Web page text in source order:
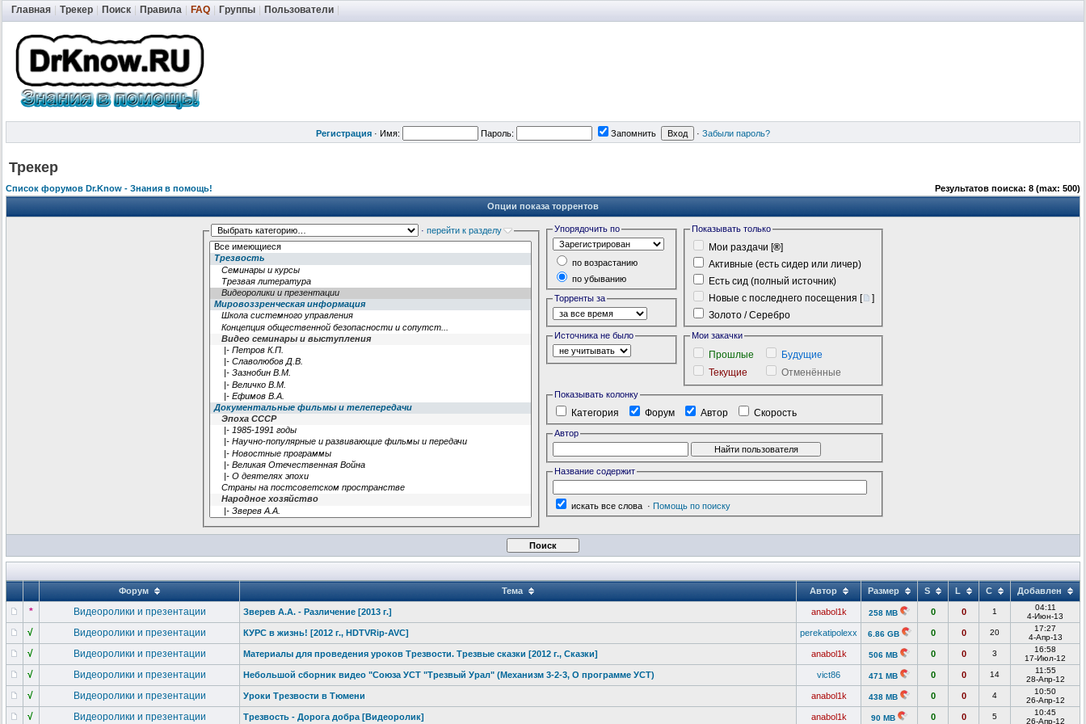
Главная Трекер Поиск Правила FAQ Группы Пользователи
Регистрация · Имя: Пароль: Запомнить · Забыли пароль?
Трекер
Список форумов Dr.Know - Знания в помощь!
Результатов поиска: 8 (max: 500)
Опции показа торрентов
· перейти к разделу Упорядочить по
по возрастанию
по убыванию
Торренты за
Источника не было
Показывать только
Мои раздачи [®]
Активные (есть сидер или личер)
Есть сид (полный источник)
Новые с последнего посещения [
]
Золото / Серебро
Мои закачки
Прошлые
Будущие
Текущие
Отменённые
Показывать колонку
Категория Форум Автор Скорость
Автор
Название содержит
искать все слова · Помощь по поиску
Форум Тема Автор Размер S L C Добавлен
* Видеоролики и презентации Зверев А.А. - Различение [2013 г.] anabol1k 258 MB 0 0 1
04:11
4-Июн-13
√ Видеоролики и презентации КУРС в жизнь! [2012 г., HDTVRip-AVC] perekatipolexx 6.86 GB 0 0 20
17:27
4-Апр-13
√ Видеоролики и презентации Материалы для проведения уроков Трезвости. Трезвые сказки [2012 г., Сказки] anabol1k 506 MB 0 0 3
16:58
17-Июл-12
√ Видеоролики и презентации Небольшой сборник видео "Союза УСТ "Трезвый Урал" (Механизм 3-2-3, О программе УСТ) vict86 471 MB 0 0 14
11:55
28-Апр-12
√ Видеоролики и презентации Уроки Трезвости в Тюмени anabol1k 438 MB 0 0 4
10:50
26-Апр-12
√ Видеоролики и презентации Трезвость - Дорога добра [Видеоролик] anabol1k 90 MB 0 0 5
10:45
26-Апр-12